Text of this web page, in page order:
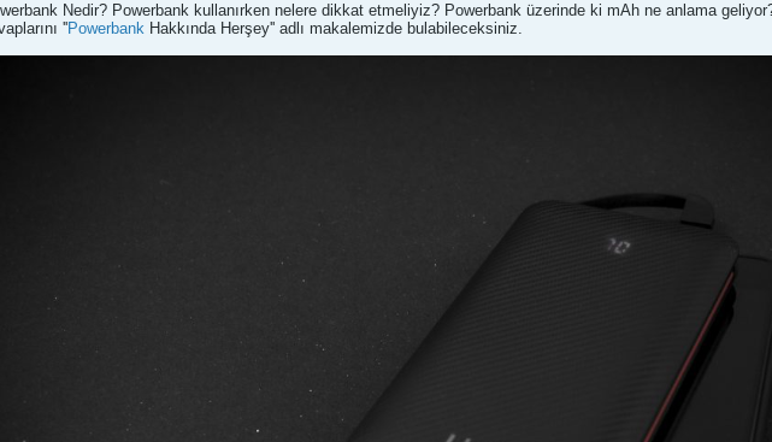
Nedir? Powerbank kullanırken nelere dikkat etmeliyiz? Powerbank üzerinde ki mAh ne anlama
''Powerbank Hakkında Herşey'' adlı makalemizde bulabileceksiniz.